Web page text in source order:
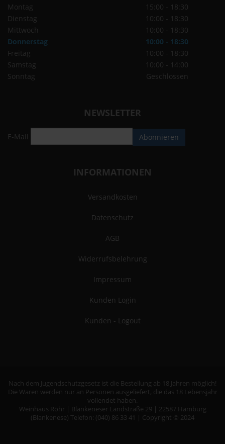
Montag
15:00 - 18:30
Dienstag
10:00 - 18:30
Mittwoch
10:00 - 18:30
Donnerstag
10:00 - 18:30
Freitag
10:00 - 18:30
Samstag
10:00 - 14:00
Sonntag
Geschlossen
NEWSLETTER
E-Mail Abonnieren
INFORMATIONEN
Versandkosten
Datenschutz
AGB
Widerrufsbelehrung
Impressum
Kunden Login
Kunden - Logout
Nach dem Jugendschutzgesetz ist die Bestellung ab 18 Jahren möglich!
Die Waren werden nur an Personen ausgeliefert, die das 18 Lebensjahr
vollendet haben.
Weinhaus Röhr | Blankeneser Landstraße 29 | 22587 Hamburg
(Blankenese) Telefon: (040) 86 33 41 | Copyright © 2024